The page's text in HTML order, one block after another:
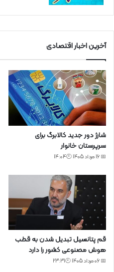
آخرین اخبار اقتصادی
شارژ دور جدید کالابرگ برای
سرپرستان خانوار
📅 16 مرداد 1405 🕙14:04
قم پتانسیل تبدیل شدن به قطب
هوش مصنوعی کشور را دارد
📅 06 مرداد 1405 🕙23:31